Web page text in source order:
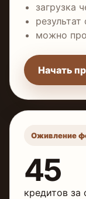
загрузка
можно
Начать
Оживление
45
кредитов за